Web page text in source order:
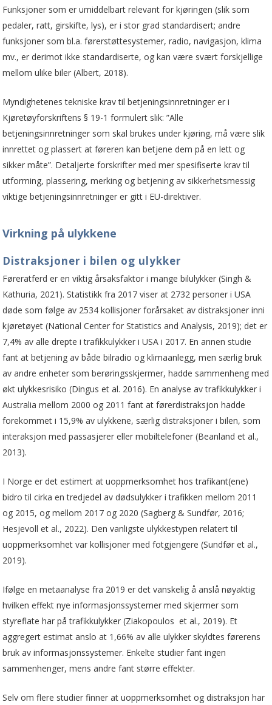
Funksjoner som er umiddelbart relevant for kjøringen (slik som
pedaler, ratt, girskifte, lys), er i stor grad standardisert; andre
funksjoner som bl.a. førerstøttesystemer, radio, navigasjon, klima
mv., er derimot ikke standardiserte, og kan være svært forskjellige
mellom ulike biler (Albert, 2018).
Myndighetenes tekniske krav til betjeningsinnretninger er i
Kjøretøyforskriftens § 19-1 formulert slik: ”Alle
betjeningsinnretninger som skal brukes under kjøring, må være slik
innrettet og plassert at føreren kan betjene dem på en lett og
sikker måte”. Detaljerte forskrifter med mer spesifiserte krav til
utforming, plassering, merking og betjening av sikkerhetsmessig
viktige betjeningsinnretninger er gitt i EU-direktiver.
Virkning på ulykkene
Distraksjoner i bilen og ulykker
Føreratferd er en viktig årsaksfaktor i mange bilulykker (Singh &
Kathuria, 2021). Statistikk fra 2017 viser at 2732 personer i USA
døde som følge av 2534 kollisjoner forårsaket av distraksjoner inni
kjøretøyet (National Center for Statistics and Analysis, 2019); det er
7,4% av alle drepte i trafikkulykker i USA i 2017. En annen studie
fant at betjening av både bilradio og klimaanlegg, men særlig bruk
av andre enheter som berøringsskjermer, hadde sammenheng med
økt ulykkesrisiko (Dingus et al. 2016). En analyse av trafikkulykker i
Australia mellom 2000 og 2011 fant at førerdistraksjon hadde
forekommet i 15,9% av ulykkene, særlig distraksjoner i bilen, som
interaksjon med passasjerer eller mobiltelefoner (Beanland et al.,
2013).
I Norge er det estimert at uoppmerksomhet hos trafikant(ene)
bidro til cirka en tredjedel av dødsulykker i trafikken mellom 2011
og 2015, og mellom 2017 og 2020 (Sagberg & Sundfør, 2016;
Hesjevoll et al., 2022). Den vanligste ulykkestypen relatert til
uoppmerksomhet var kollisjoner med fotgjengere (Sundfør et al.,
2019).
Ifølge en metaanalyse fra 2019 er det vanskelig å anslå nøyaktig
hvilken effekt nye informasjonssystemer med skjermer som
styreflate har på trafikkulykker (Ziakopoulos et al., 2019). Et
aggregert estimat anslo at 1,66% av alle ulykker skyldtes førerens
bruk av informasjonssystemer. Enkelte studier fant ingen
sammenhenger, mens andre fant større effekter.
Selv om flere studier finner at uoppmerksomhet og distraksjon har